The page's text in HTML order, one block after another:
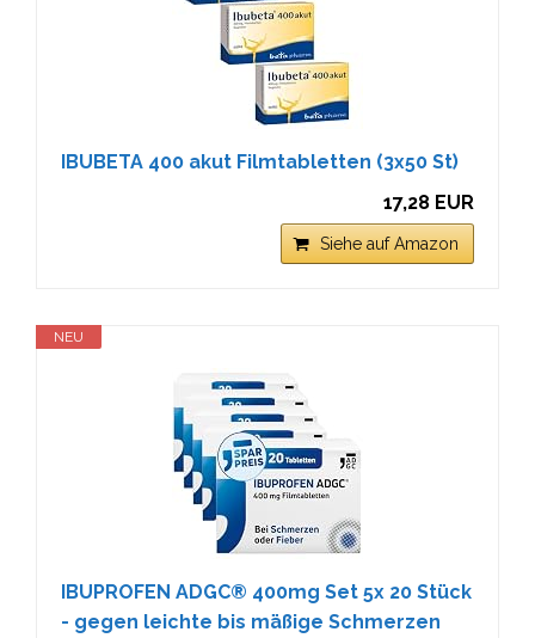
IBUBETA 400 akut Filmtabletten (3x50 St)
17,28 EUR
Siehe auf Amazon
NEU
IBUPROFEN ADGC® 400mg Set 5x 20 Stück
- gegen leichte bis mäßige Schmerzen